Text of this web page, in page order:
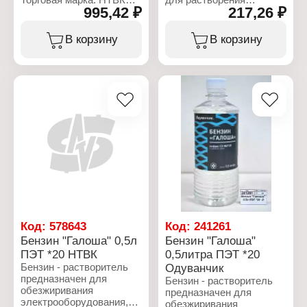
Упаковка: в бутылке
Тип товара: Ацетон
Вариация: технический
Объем: 5 л
Упаковка: канистра
995,42 ₽
В корзину
природных смол, масел,
диацетата целлюлозы,
полистирола,
эпоксидных смол,
полиакрилатов,
хлоркаучука, для
обезжиривания
поверхностей, для
синтеза уксусного
ангидрида,
дифенилолпропана и
других органических
продуктов. Ацетон
входит в состав
смесевых
растворителей: P-4,
Р-4А, P-5, Р-5А, 646, 647,
648 и др. Меры
предосторожности: Все
работы с ацетоном в/с
должны проводиться в
вентилируемом
помещении.
Остерегаться попадания
217,26 ₽
В корзину
Код: 578643
Бензин "Галоша" 0,5л
ПЭТ *20 НТВК
Бензин - растворитель
предназначен для
обезжиривания
электрооборудования,
Код:241261
Бензин "Галоша"
0,5литра ПЭТ *20
Одуванчик
Бензин - растворитель
предназначен для
обезжиривания